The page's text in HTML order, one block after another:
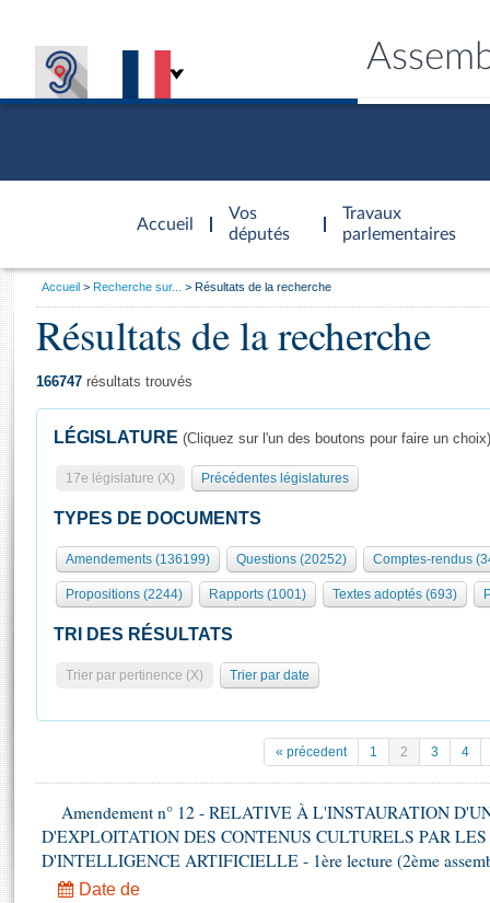
Accueil
d'accueil
Vos
députés
Travaux
parlementaires
Présidence
577 députés
Groupes politiques
Séance publique
Commissions et autres organes
Europe et International
Pétitions
Projets de loi
Propositions de loi
Amendements
Textes adoptés
Général
Rôle et pouvoirs de l'Assemblée
Organisation de l'Assemblée
Présidence Conférence des Présidents Bureau Collège des
Statistiques et chiffres clés
( Constitution | Règlement de l'Assemblée ... )
Juniors
Visiter l'Assemblée
Visite virtuelle du palais Bourbon
Assister à une séance
Contacts et plan d'accès
Photos libres de droit
Vous
Accueil Recherche sur... Résultats de la recherche
Résultats de la recherche
166747 résultats trouvés
LÉGISLATURE (Cliquez sur l'un des boutons pour faire un choix)
17e législature (X) Précédentes législatures
TYPES DE DOCUMENTS
Amendements (136199) Questions (20252) Comptes-rendus
Propositions (2244) Rapports (1001) Textes adoptés (693)
TRI DES RÉSULTATS
Trier par pertinence (X) Trier par date
« précedent 1 2 3 4
Amendement n° 12 - RELATIVE À L'INSTAURATION
D'EXPLOITATION DES CONTENUS CULTURELS PAR LES
D'INTELLIGENCE ARTIFICIELLE - 1ère lecture (2ème
Date de